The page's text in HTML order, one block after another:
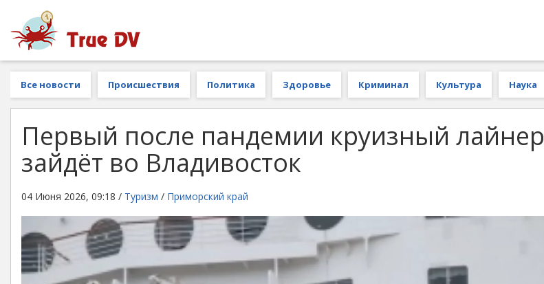
Все новости Происшествия Политика Здоровье Криминал Культура Наука
Первый после пандемии круизный лайнер
зайдёт во Владивосток
04 Июня 2026, 09:18 / Туризм / Приморский край